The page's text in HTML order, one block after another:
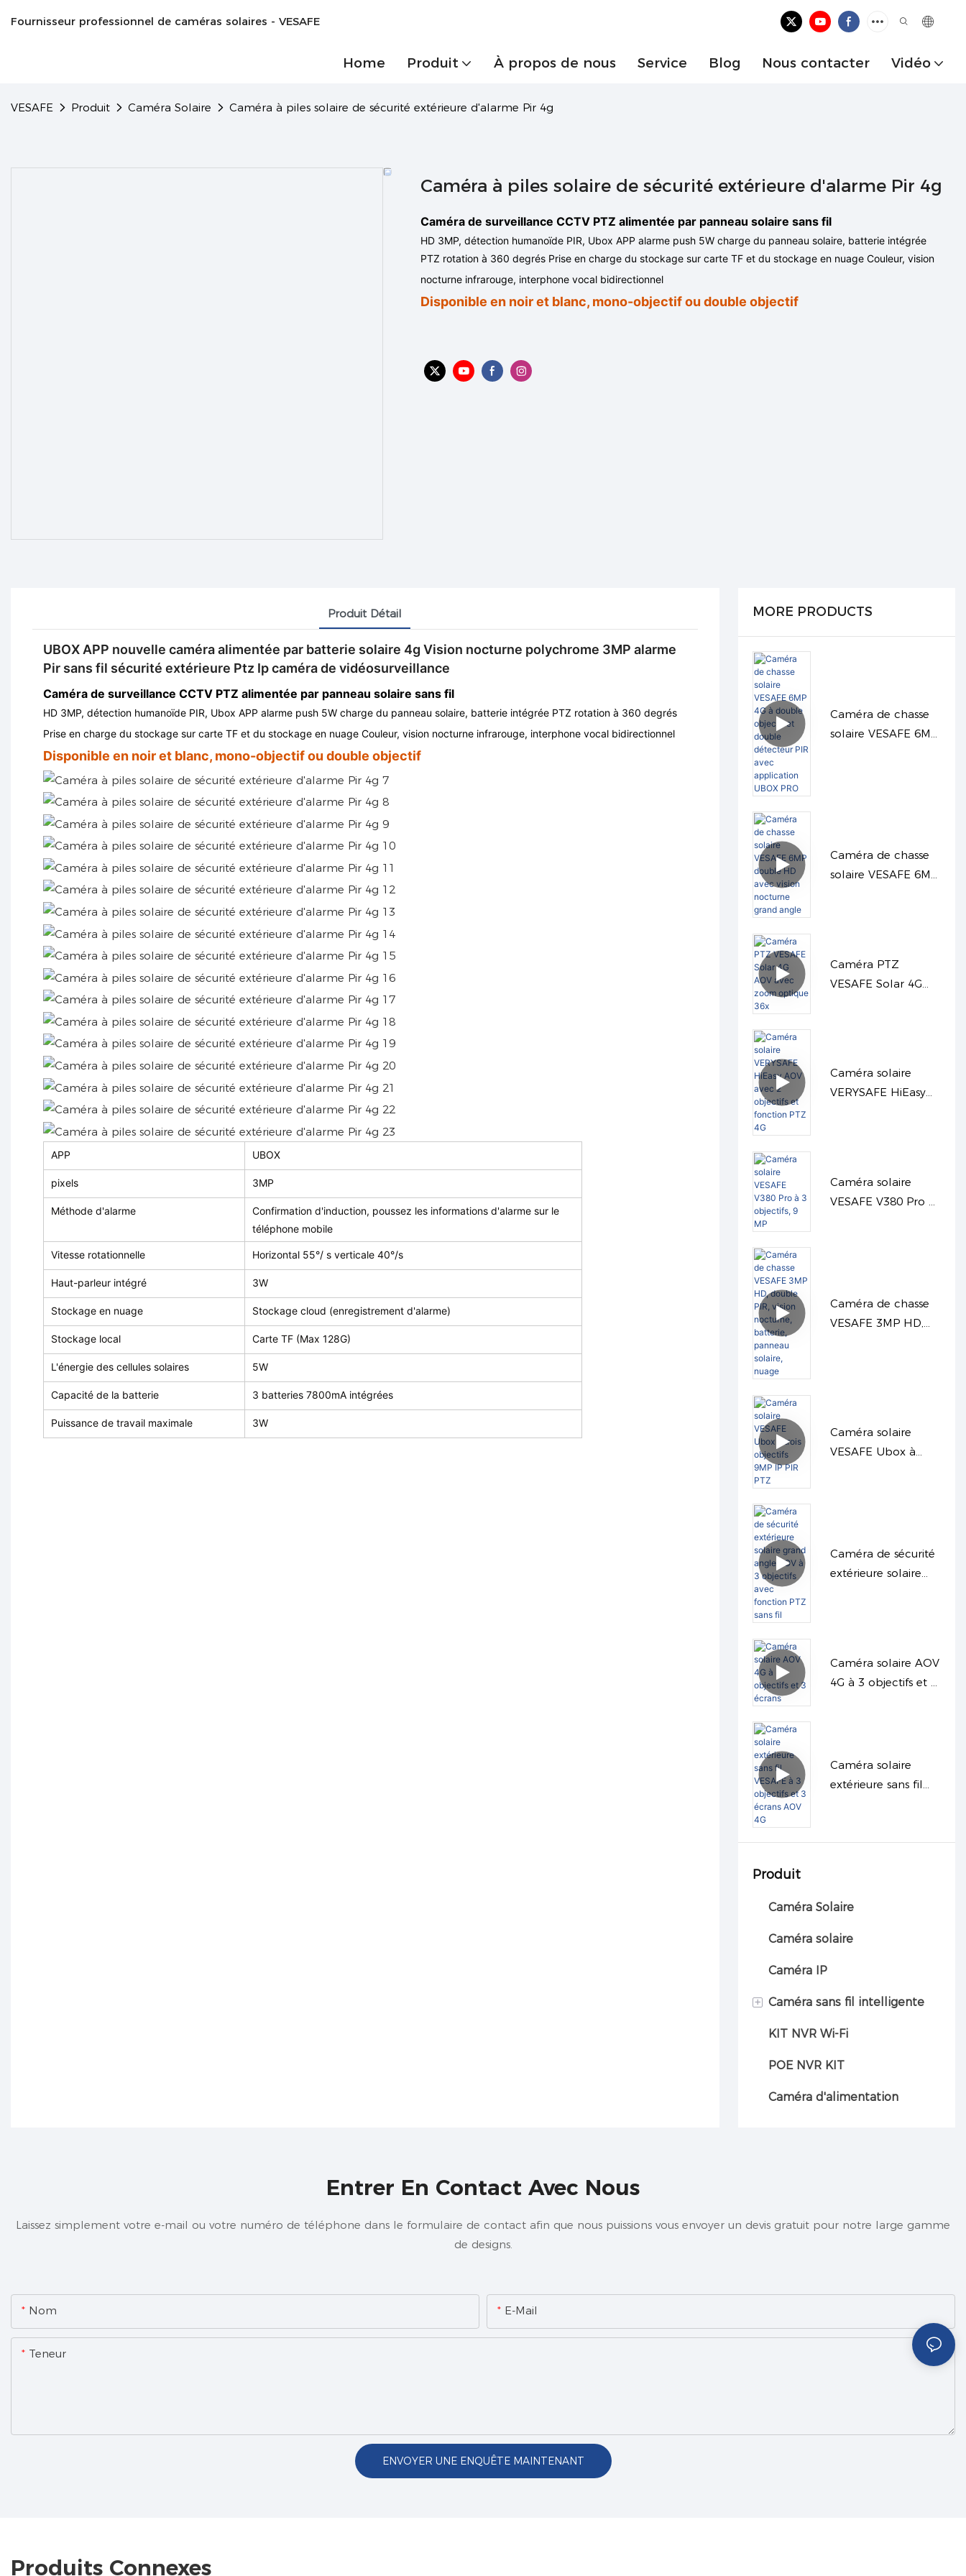
Fournisseur professionnel de caméras solaires - VESAFE
Home Produit À propos de nous Service Blog Nous contacter Vidéo
VESAFE Produit Caméra Solaire Caméra à piles solaire de sécurité extérieure d'alarme Pir 4g
Caméra à piles solaire de sécurité extérieure d'alarme Pir 4g
Caméra de surveillance CCTV PTZ alimentée par panneau solaire sans fil
HD 3MP, détection humanoïde PIR, Ubox APP alarme push 5W charge du panneau solaire, batterie intégrée
PTZ rotation à 360 degrés Prise en charge du stockage sur carte TF et du stockage en nuage Couleur, vision
nocturne infrarouge, interphone vocal bidirectionnel
Disponible en noir et blanc, mono-objectif ou double objectif
Produit Détail
UBOX APP nouvelle caméra alimentée par batterie solaire 4g Vision nocturne polychrome 3MP alarme
Pir sans fil sécurité extérieure Ptz Ip caméra de vidéosurveillance
Caméra de surveillance CCTV PTZ alimentée par panneau solaire sans fil
HD 3MP, détection humanoïde PIR, Ubox APP alarme push 5W charge du panneau solaire, batterie intégrée PTZ rotation à 360 degrés
Prise en charge du stockage sur carte TF et du stockage en nuage Couleur, vision nocturne infrarouge, interphone vocal bidirectionnel
Disponible en noir et blanc, mono-objectif ou double objectif
APP UBOX
pixels 3MP
Méthode d'alarme
Confirmation d'induction, poussez les informations d'alarme sur le
téléphone mobile
Vitesse rotationnelle Horizontal 55°/ s verticale 40°/s
Haut-parleur intégré 3W
Stockage en nuage Stockage cloud (enregistrement d'alarme)
Stockage local Carte TF (Max 128G)
L'énergie des cellules solaires 5W
Capacité de la batterie 3 batteries 7800mA intégrées
Puissance de travail maximale 3W
MORE PRODUCTS
Caméra de chasse
solaire VESAFE 6MP
Caméra de chasse
solaire VESAFE 6MP
Caméra PTZ
VESAFE Solar 4G
Caméra solaire
VERYSAFE HiEasy
Caméra solaire
VESAFE V380 Pro à
Caméra de chasse
VESAFE 3MP HD,
Caméra solaire
VESAFE Ubox à
Caméra de sécurité
extérieure solaire
Caméra solaire AOV
4G à 3 objectifs et 3
Caméra solaire
extérieure sans fil
Produit
Caméra Solaire
Caméra solaire
Caméra IP
+ Caméra sans fil intelligente
Caméra automobile
KIT NVR Wi-Fi
POE NVR KIT
Caméra d'alimentation
Entrer En Contact Avec Nous
Laissez simplement votre e-mail ou votre numéro de téléphone dans le formulaire de contact afin que nous puissions vous envoyer un devis gratuit pour notre large gamme
de designs.
Nom E-Mail
Teneur
ENVOYER UNE ENQUÊTE MAINTENANT
Produits Connexes